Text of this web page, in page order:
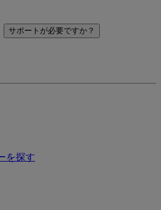
サポートが必要ですか？
を探す